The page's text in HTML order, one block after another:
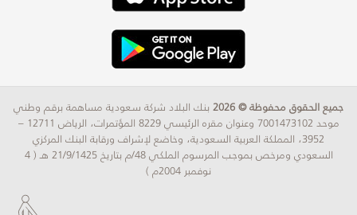
جميع الحقوق محفوظة © 2026
بنك البلاد شركة سعودية مساهمة برقم وطني
موحد 7001473102 وعنوان مقره الرئيسي 8229 المؤتمرات، الرياض 12711 –
3952، المملكة العربية السعودية، وخاضع لإشراف ورقابة البنك المركزي
السعودي ومرخص بموجب المرسوم الملكي 48/م بتاريخ 21/9/1425 هـ ( 4
نوفمبر 2004م )